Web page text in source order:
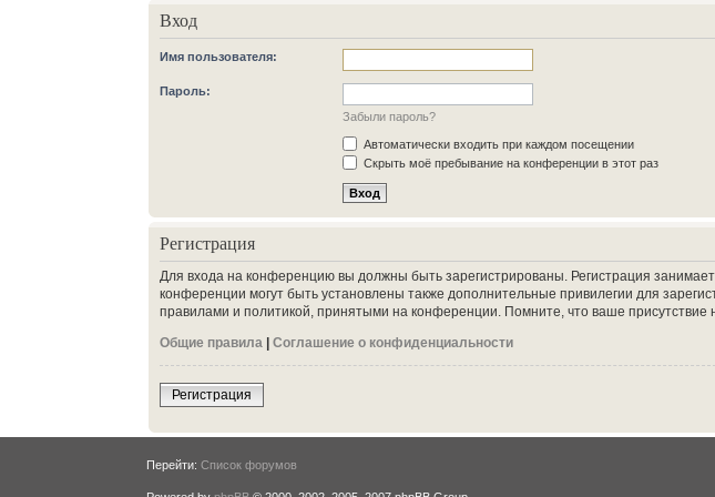
Вход
Имя пользователя:
Пароль:
Забыли пароль?
Автоматически входить при каждом посещении
Скрыть моё пребывание на конференции в этот раз
Регистрация
Для входа на конференцию вы должны быть зарегистрированы. Регистрация
конференции могут быть установлены также дополнительные привилегии для
правилами и политикой, принятыми на конференции. Помните, что ваше присутствие
Общие правила |Соглашение о конфиденциальности
Регистрация
Перейти: Список форумов